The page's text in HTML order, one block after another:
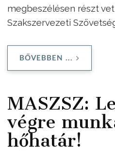
megbeszélésen részt
Szakszervezeti
BŐVEBBEN ...
MASZSZ:
végre
hőhatár!